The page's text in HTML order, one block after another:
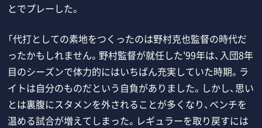
とでプレーした。
「代打としての素地をつくったのは野村克也監督の時代だ
ったかもしれません。野村監督が就任した'99年は、入団8年
目のシーズンで体力的にはいちばん充実していた時期。ラ
イトは自分のものだという自負がありました。しかし、思い
とは裏腹にスタメンを外されることが多くなり、ベンチを
温める試合が増えてしまった。レギュラーを取り戻すには